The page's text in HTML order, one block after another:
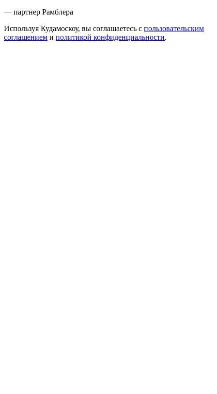
— партнер Рамблера
Используя Кудамоскоу, вы соглашаетесь с пользовательским
соглашением и политикой конфиденциальности.